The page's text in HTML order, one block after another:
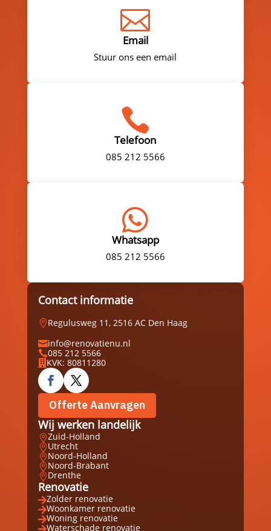

Email
Stuur ons een email

Telefoon
085 212 5566

Whatsapp
085 212 5566
Contact informatie
Regulusweg 11, 2516 AC Den Haag
info@renovatienu.nl
085 212 5566
 KVK: 80811280
Offerte Aanvragen
Wij werken landelijk
Zuid-Holland
Utrecht
Noord-Holland
Noord-Brabant
Drenthe
Renovatie
Zolder renovatie
Woonkamer renovatie
Woning renovatie
Waterschade renovatie